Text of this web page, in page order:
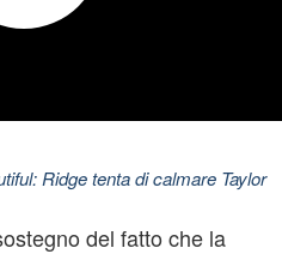
Ridge tenta di calmare Taylor
del fatto che la